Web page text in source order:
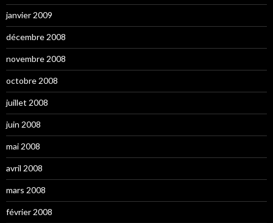
janvier 2009
décembre 2008
novembre 2008
octobre 2008
juillet 2008
juin 2008
mai 2008
avril 2008
mars 2008
février 2008